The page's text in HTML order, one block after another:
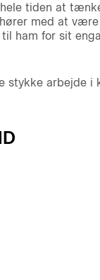
tiden at
med at
ham for sit
stykke arbejde